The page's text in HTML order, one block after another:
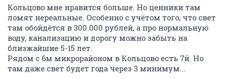
Кольцово мне нравится больше. Но ценники там
ломят нереальные. Особенно с учётом того, что свет
там обойдётся в 300.000 рублей, а про нормальную
воду, канализацию и дорогу можно забыть на
близжайшие 5-15 лет.
Рядом с 6м микрорайоном в Кольцово есть 7й. Но
там даже свет будет года через 3 минимум...